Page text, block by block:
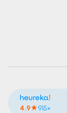
4.9 915×